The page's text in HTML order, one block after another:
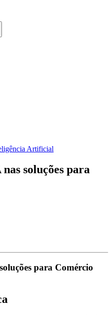
Artificial
soluções para
para Comércio